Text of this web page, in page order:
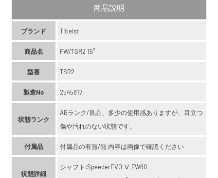
商品説明
ブランド Titleist
商品名 FW/TSR2 15°
型番 TSR2
製造No 2545817
状態ランク
ABランク/良品、多少の使用感ありますが、目立つ
傷や汚れのない状態です。
付属品 付属品の有無/無 内容は画像で確認ください
状態詳細
シャフト:SpeederEVO Ⅴ FW60